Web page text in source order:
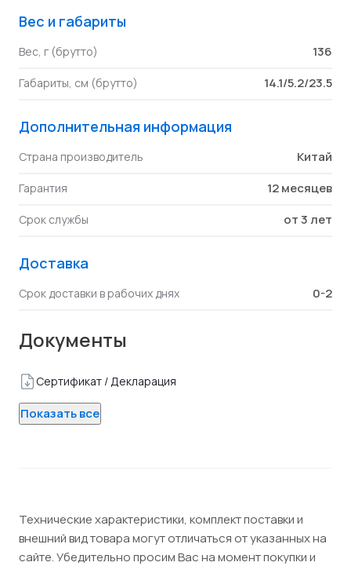
Вес и габариты
Вес, г (брутто) 136
Габариты, см (брутто) 14.1/5.2/23.5
Дополнительная информация
Страна производитель Китай
Гарантия 12 месяцев
Срок службы от 3 лет
Доставка
Срок доставки в рабочих днях 0-2
Документы
Сертификат / Декларация
Показать все
Технические характеристики, комплект поставки и
внешний вид товара могут отличаться от указанных на
сайте. Убедительно просим Вас на момент покупки и